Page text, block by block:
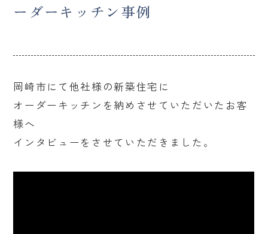
ーダーキッチン事例
岡崎市にて他社様の新築住宅に
オーダーキッチンを納めさせていただいたお客
様へ
インタビューをさせていただきました。